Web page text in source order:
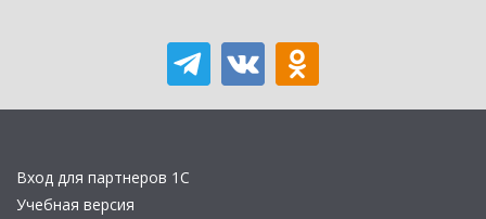
Вход для партнеров 1С
Учебная версия